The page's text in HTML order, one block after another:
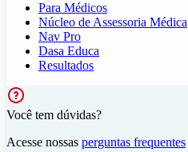
Para Médicos
Núcleo de Assessoria Médica
Nav Pro
Dasa Educa
Resultados
Você tem dúvidas?
Acesse nossas perguntas frequentes